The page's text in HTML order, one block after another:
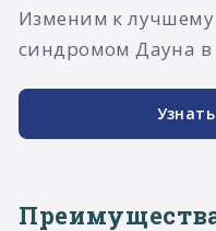
Изменим к
синдромом Дауна в